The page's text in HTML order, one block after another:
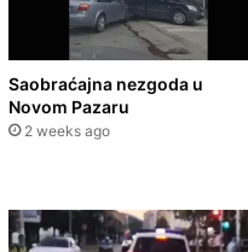
Saobraćajna nezgoda u
Novom Pazaru
2 weeks ago